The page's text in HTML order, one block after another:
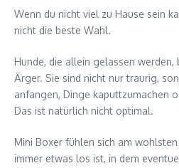
Wenn du nicht viel zu Hause sein
nicht die beste Wahl.
Hunde, die allein gelassen werden,
Ärger. Sie sind nicht nur traurig,
anfangen, Dinge kaputtzumachen
Das ist natürlich nicht optimal.
Mini Boxer fühlen sich am
immer etwas los ist, in dem